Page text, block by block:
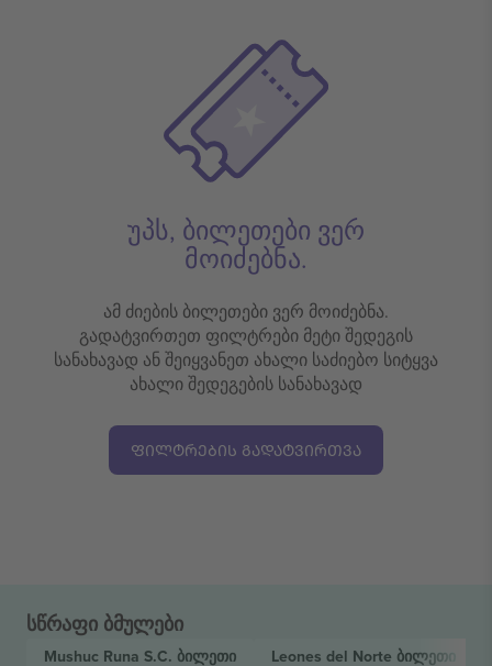
უპს, ბილეთები ვერ
მოიძებნა.
ამ ძიების ბილეთები ვერ მოიძებნა.
გადატვირთეთ ფილტრები მეტი შედეგის
სანახავად ან შეიყვანეთ ახალი საძიებო სიტყვა
ახალი შედეგების სანახავად
ᲤᲘᲚᲢᲠᲔᲑᲘᲡ ᲒᲐᲓᲐᲢᲕᲘᲠᲗᲕᲐ
სწრაფი ბმულები
Mushuc Runa S.C. ბილეთი Leones del Norte ბილეთი